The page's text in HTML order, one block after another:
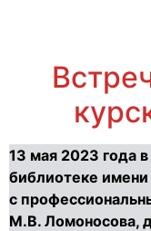
13 мая 2023 года
библиотеке
с
М.В. Ломоносова,